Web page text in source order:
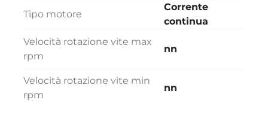
Tipo motore
Corrente
continua
Velocità rotazione vite max
rpm
nn
Velocità rotazione vite min
rpm
nn